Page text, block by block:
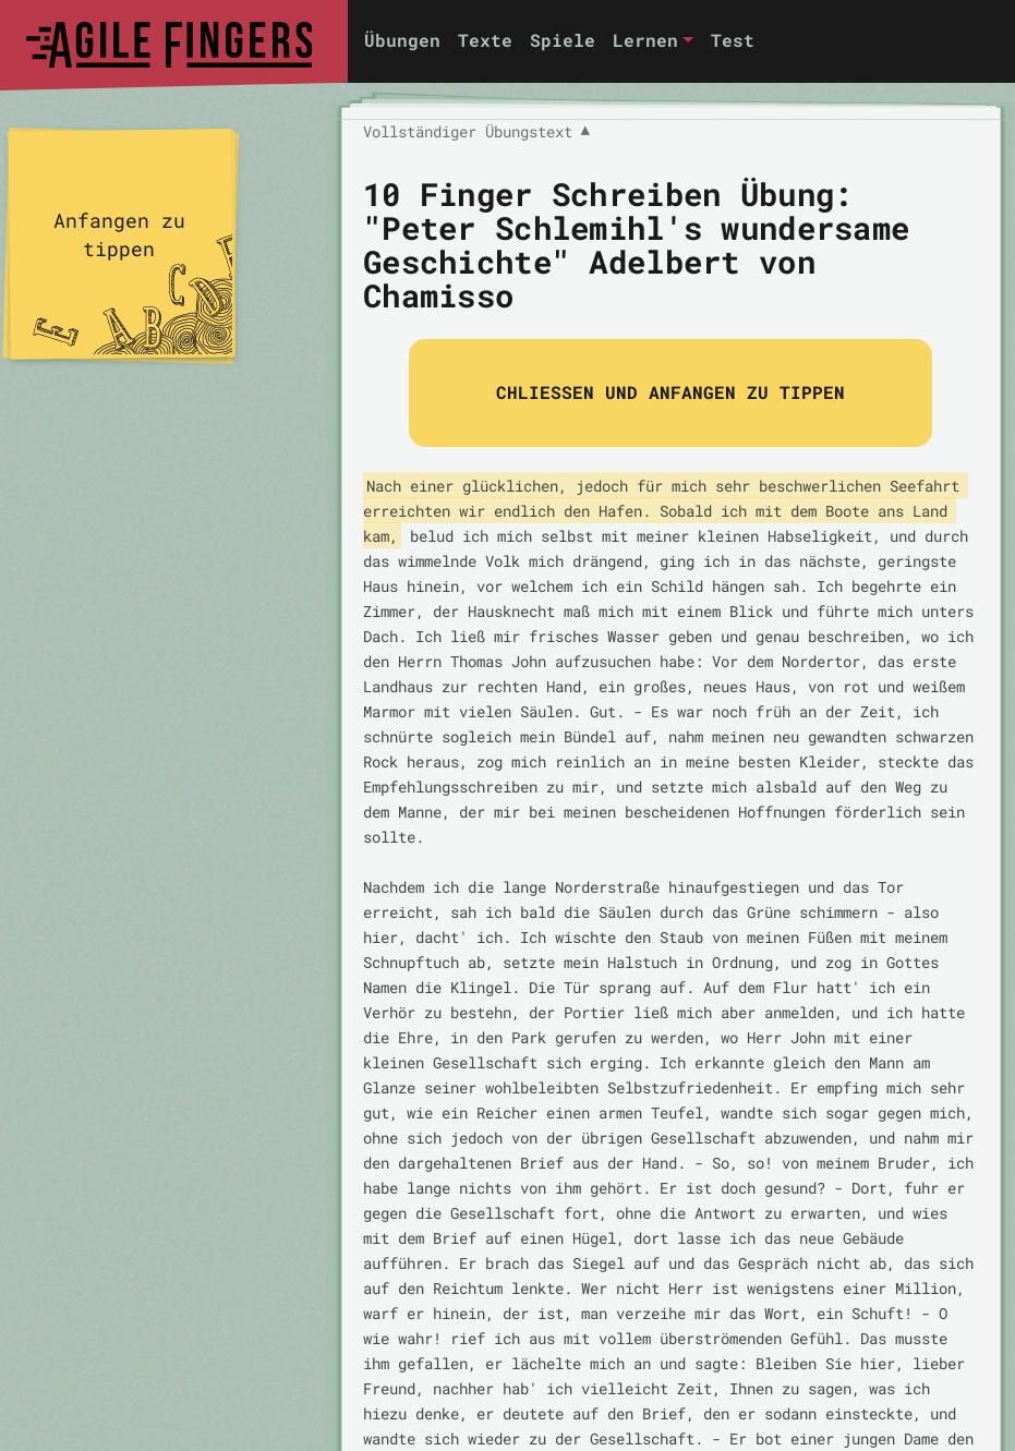
Übungen Texte Spiele Lernen Test
Vollständiger Übungstext ▼
10 Finger Schreiben Übung:
"Peter Schlemihl's wundersame
Geschichte" Adelbert von
Chamisso
CHLIESSEN UND ANFANGEN ZU TIPPEN
Nach einer glücklichen, jedoch für mich sehr beschwerlichen Seefahrt
erreichten wir endlich den Hafen. Sobald ich mit dem Boote ans Land
kam,
belud ich mich selbst mit meiner kleinen Habseligkeit, und durch
das wimmelnde Volk mich drängend, ging ich in das nächste, geringste
Haus hinein, vor welchem ich ein Schild hängen sah. Ich begehrte ein
Zimmer, der Hausknecht maß mich mit einem Blick und führte mich unters
Dach. Ich ließ mir frisches Wasser geben und genau beschreiben, wo ich
den Herrn Thomas John aufzusuchen habe: Vor dem Nordertor, das erste
Landhaus zur rechten Hand, ein großes, neues Haus, von rot und weißem
Marmor mit vielen Säulen. Gut. - Es war noch früh an der Zeit, ich
schnürte sogleich mein Bündel auf, nahm meinen neu gewandten schwarzen
Rock heraus, zog mich reinlich an in meine besten Kleider, steckte das
Empfehlungsschreiben zu mir, und setzte mich alsbald auf den Weg zu
dem Manne, der mir bei meinen bescheidenen Hoffnungen förderlich sein
sollte.
Nachdem ich die lange Norderstraße hinaufgestiegen und das Tor
erreicht, sah ich bald die Säulen durch das Grüne schimmern - also
hier, dacht' ich. Ich wischte den Staub von meinen Füßen mit meinem
Schnupftuch ab, setzte mein Halstuch in Ordnung, und zog in Gottes
Namen die Klingel. Die Tür sprang auf. Auf dem Flur hatt' ich ein
Verhör zu bestehn, der Portier ließ mich aber anmelden, und ich hatte
die Ehre, in den Park gerufen zu werden, wo Herr John mit einer
kleinen Gesellschaft sich erging. Ich erkannte gleich den Mann am
Glanze seiner wohlbeleibten Selbstzufriedenheit. Er empfing mich sehr
gut, wie ein Reicher einen armen Teufel, wandte sich sogar gegen mich,
ohne sich jedoch von der übrigen Gesellschaft abzuwenden, und nahm mir
den dargehaltenen Brief aus der Hand. - So, so! von meinem Bruder, ich
habe lange nichts von ihm gehört. Er ist doch gesund? - Dort, fuhr er
gegen die Gesellschaft fort, ohne die Antwort zu erwarten, und wies
mit dem Brief auf einen Hügel, dort lasse ich das neue Gebäude
aufführen. Er brach das Siegel auf und das Gespräch nicht ab, das sich
auf den Reichtum lenkte. Wer nicht Herr ist wenigstens einer Million,
warf er hinein, der ist, man verzeihe mir das Wort, ein Schuft! - O
wie wahr! rief ich aus mit vollem überströmenden Gefühl. Das musste
ihm gefallen, er lächelte mich an und sagte: Bleiben Sie hier, lieber
Freund, nachher hab' ich vielleicht Zeit, Ihnen zu sagen, was ich
hiezu denke, er deutete auf den Brief, den er sodann einsteckte, und
wandte sich wieder zu der Gesellschaft. - Er bot einer jungen Dame den
Anfangen zu
tippen